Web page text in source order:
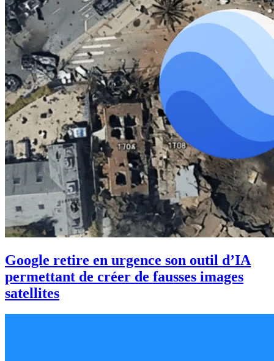
Google retire en urgence son outil d’IA
permettant de créer de fausses images
satellites